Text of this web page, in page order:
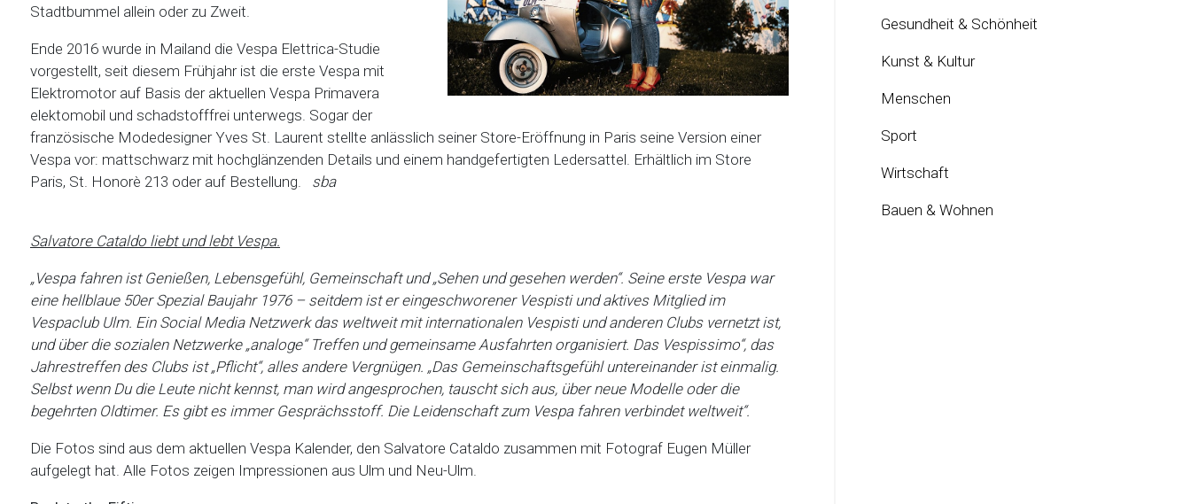
Stadtbummel allein oder zu Zweit.
Ende 2016 wurde in Mailand die Vespa Elettrica-Studie
vorgestellt, seit diesem Frühjahr ist die erste Vespa mit
Elektromotor auf Basis der aktuellen Vespa Primavera
elektomobil und schadstofffrei unterwegs. Sogar der
französische Modedesigner Yves St. Laurent stellte anlässlich seiner Store-Eröffnung in Paris seine Version einer
Vespa vor: mattschwarz mit hochglänzenden Details und einem handgefertigten Ledersattel. Erhältlich im Store
Paris, St. Honorè 213 oder auf Bestellung.
sba
Salvatore Cataldo liebt und lebt Vespa.
„Vespa fahren ist Genießen, Lebensgefühl, Gemeinschaft und „Sehen und gesehen werden“. Seine erste Vespa war
eine hellblaue 50er Spezial Baujahr 1976 – seitdem ist er eingeschworener Vespisti und aktives Mitglied im
Vespaclub Ulm. Ein Social Media Netzwerk das weltweit mit internationalen Vespisti und anderen Clubs vernetzt ist,
und über die sozialen Netzwerke „analoge“ Treffen und gemeinsame Ausfahrten organisiert. Das Vespissimo“, das
Jahrestreffen des Clubs ist „Pflicht“, alles andere Vergnügen. „Das Gemeinschaftsgefühl untereinander ist einmalig.
Selbst wenn Du die Leute nicht kennst, man wird angesprochen, tauscht sich aus, über neue Modelle oder die
begehrten Oldtimer. Es gibt es immer Gesprächsstoff. Die Leidenschaft zum Vespa fahren verbindet weltweit“.
Die Fotos sind aus dem aktuellen Vespa Kalender, den Salvatore Cataldo zusammen mit Fotograf Eugen Müller
aufgelegt hat. Alle Fotos zeigen Impressionen aus Ulm und Neu-Ulm.
Gesundheit & Schönheit
Kunst & Kultur
Menschen
Sport
Wirtschaft
Bauen & Wohnen